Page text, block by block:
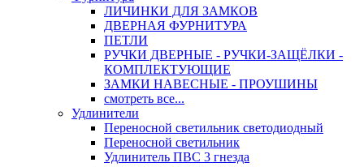
ЛИЧИНКИ ДЛЯ ЗАМКОВ
ДВЕРНАЯ ФУРНИТУРА
ПЕТЛИ
РУЧКИ ДВЕРНЫЕ - РУЧКИ-ЗАЩЁЛКИ -
КОМПЛЕКТУЮЩИЕ
ЗАМКИ НАВЕСНЫЕ - ПРОУШИНЫ
смотреть все...
Удлинители
Переносной светильник светодиодный
Переносной светильник
Удлинитель ПВС 3 гнезда